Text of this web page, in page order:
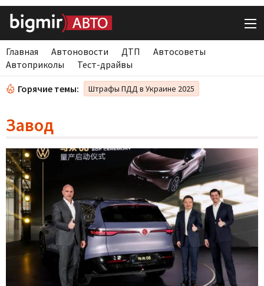
Главная Автоновости ДТП
Автосоветы
Автоприколы
Тест-драйвы
Горячие темы: Штрафы ПДД в Украине 2025
Завод